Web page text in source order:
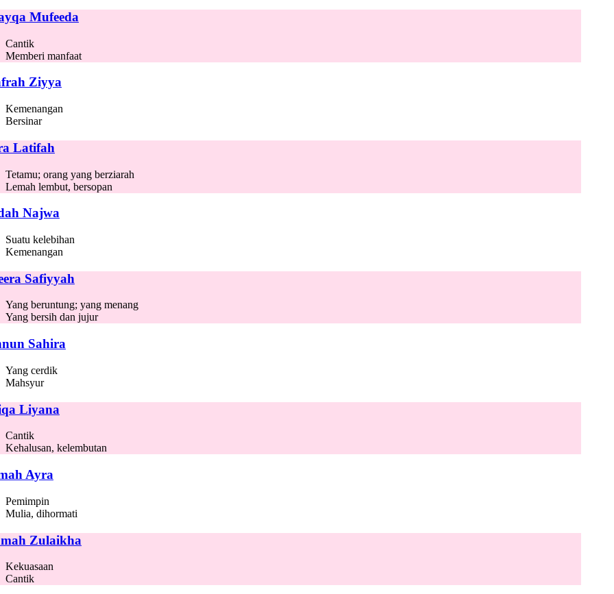
Mufeeda
Cantik
Memberi manfaat
Ziyya
Kemenangan
Bersinar
Latifah
Tetamu; orang yang berziarah
Lemah lembut, bersopan
Najwa
Suatu kelebihan
Kemenangan
Safiyyah
Yang beruntung; yang menang
Yang bersih dan jujur
Sahira
Yang cerdik
Mahsyur
Liyana
Cantik
Kehalusan, kelembutan
Ayra
Pemimpin
Mulia, dihormati
Zulaikha
Kekuasaan
Cantik